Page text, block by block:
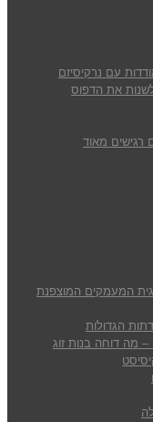
את הדפוס
רגישים מאוד
המעמקים המוצפנת
הגדולות
מה דוחה בנות זוג